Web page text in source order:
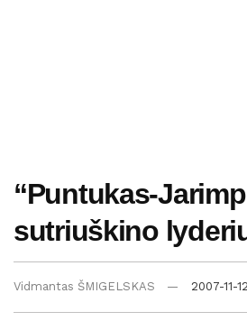
“Puntukas-
sutriuškino
Vidmantas ŠMIGELSKAS 2007-11-12